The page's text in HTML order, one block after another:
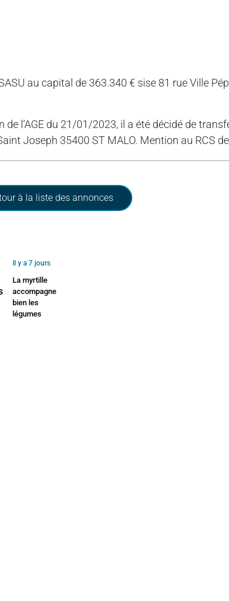
au capital de 363.340 € sise 81 rue Ville
de l’AGE du 21/01/2023, il a été décidé de
Joseph 35400 ST MALO. Mention au RCS
à la liste des annonces
Il y a 7 jours
La myrtille
accompagne
bien les
légumes